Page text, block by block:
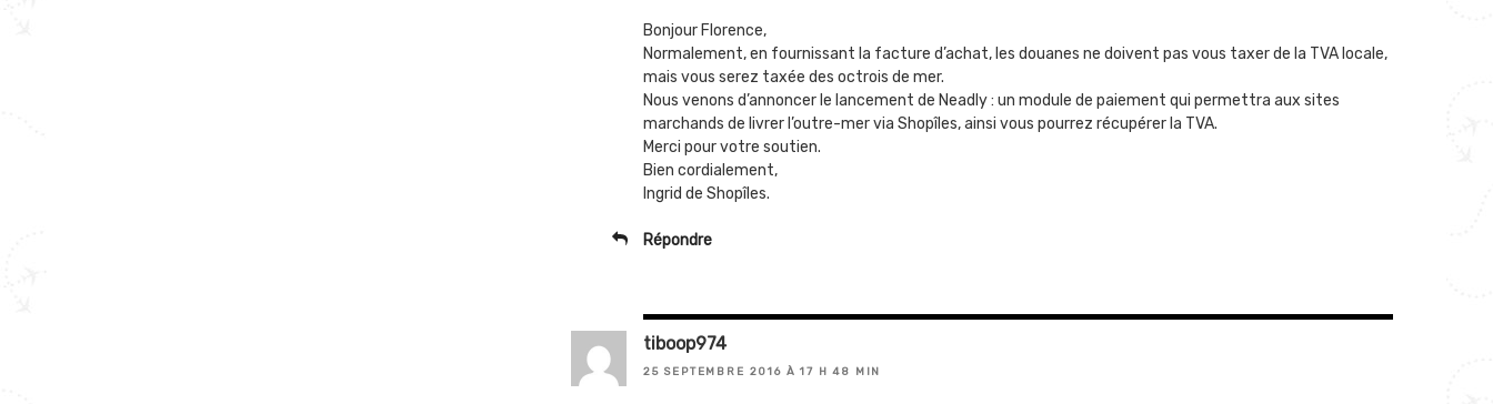
Bonjour Florence,
Normalement, en fournissant la facture d’achat, les douanes ne doivent pas vous taxer de la TVA locale,
mais vous serez taxée des octrois de mer.
Nous venons d’annoncer le lancement de Neadly : un module de paiement qui permettra aux sites
marchands de livrer l’outre-mer via Shopîles, ainsi vous pourrez récupérer la TVA.
Merci pour votre soutien.
Bien cordialement,
Ingrid de Shopîles.
Répondre
tiboop974
25 SEPTEMBRE 2016 À 17 H 48 MIN